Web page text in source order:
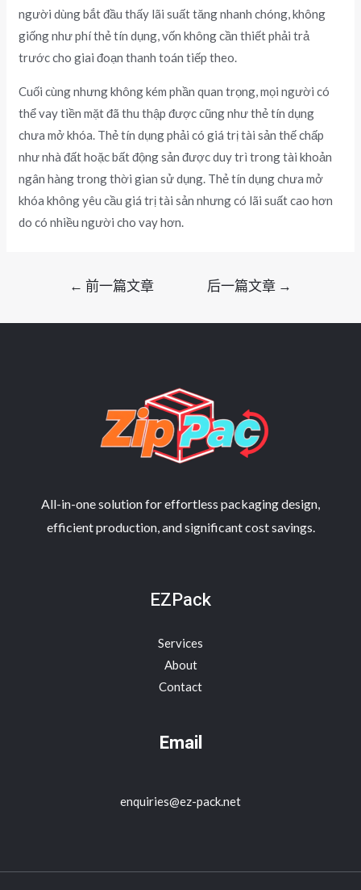
người dùng bắt đầu thấy lãi suất tăng nhanh chóng, không
giống như phí thẻ tín dụng, vốn không cần thiết phải trả
trước cho giai đoạn thanh toán tiếp theo.
Cuối cùng nhưng không kém phần quan trọng, mọi người có
thể vay tiền mặt đã thu thập được cũng như thẻ tín dụng
chưa mở khóa. Thẻ tín dụng phải có giá trị tài sản thế chấp
như nhà đất hoặc bất động sản được duy trì trong tài khoản
ngân hàng trong thời gian sử dụng. Thẻ tín dụng chưa mở
khóa không yêu cầu giá trị tài sản nhưng có lãi suất cao hơn
do có nhiều người cho vay hơn.
导
← 前一篇文章 后一篇文章 →
All-in-one solution for effortless packaging design,
efficient production, and significant cost savings.
EZPack
Services
About
Contact
Email
enquiries@ez-pack.net